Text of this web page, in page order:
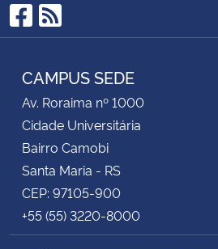
Facebook
RSS
CAMPUS SEDE
Av. Roraima nº 1000
Cidade Universitária
Bairro Camobi
Santa Maria - RS
CEP: 97105-900
+55 (55) 3220-8000